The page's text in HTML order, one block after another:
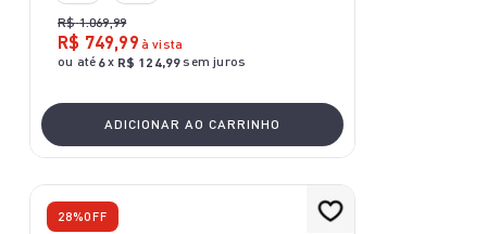
R$ 1.069,99
R$ 749,99 à vista
ou até 6x R$ 124,99sem juros
ADICIONAR AO CARRINHO
28%OFF